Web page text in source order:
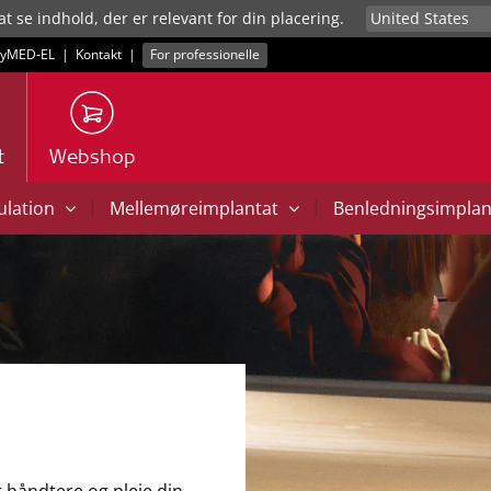
se indhold, der er relevant for din placering.
| Kontakt | For professionelle
Webshop
| Mellemøreimplantat |